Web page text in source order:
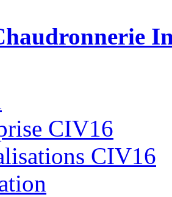
CIV16
CIV16